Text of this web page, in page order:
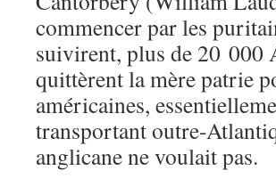
commencer par les
suivirent, plus de 20 000
quittèrent la mère patrie
américaines,
transportant outre-
anglicane ne voulait pas.